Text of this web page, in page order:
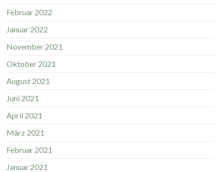
Februar 2022
Januar 2022
November 2021
Oktober 2021
August 2021
Juni 2021
April 2021
März 2021
Februar 2021
Januar 2021